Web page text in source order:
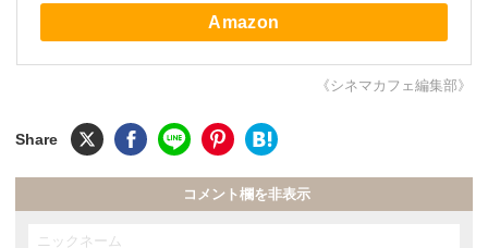
Amazon
《シネマカフェ編集部》
コメント欄を非表示